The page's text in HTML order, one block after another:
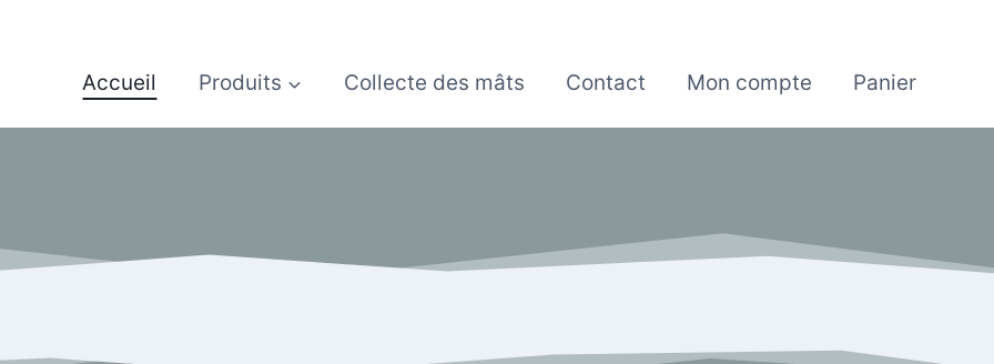
Accueil Produits Collecte des mâts Contact Mon compte Panier